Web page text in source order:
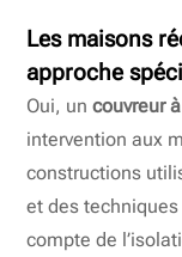
Les maisons
approche
Oui, uncouvreur
intervention aux
constructions
et des
compte de